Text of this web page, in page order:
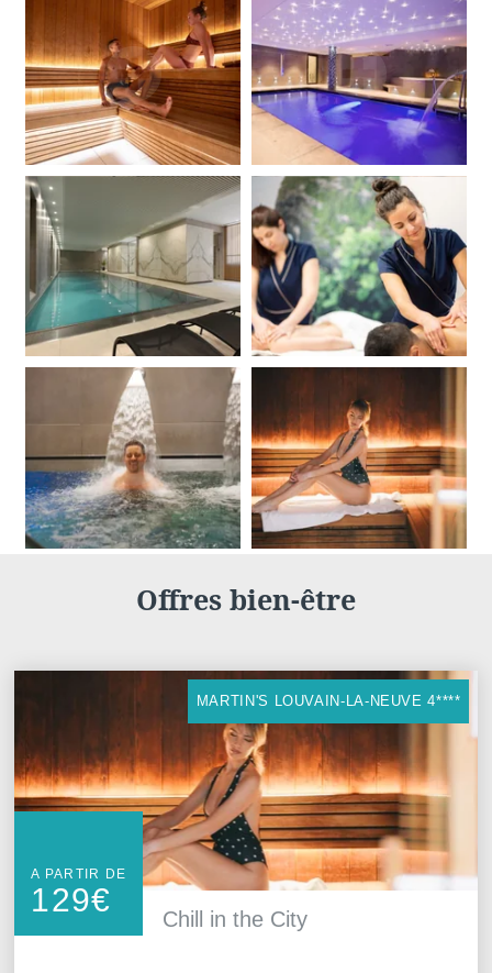
Offres bien-être
Chill in the City
A PARTIR DE
129€
MARTIN'S LOUVAIN-LA-NEUVE 4****
Martin's Klooster
Louvain, 4*
Martin's Patershof
Malines, 4*
Martin's Dream Hotel
Mons, 4*
Martin's Red
Tubize, 4*
Voir tous nos hôtels